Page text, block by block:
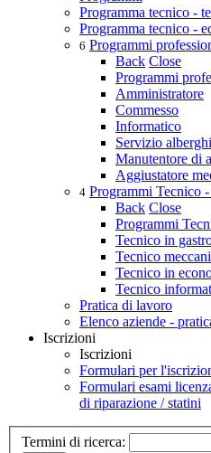
Programma tecnico -
Programma tecnico -
6 Programmi
Back Close
Programmi
Amministratore
Commesso
Informatico
Servizio
Manutentore di
Aggiustatore
4 Programmi Tecnico
Back Close
Programmi
Tecnico in
Tecnico
Tecnico in
Tecnico
Pratica di lavoro
Elenco aziende -
Iscrizioni
Iscrizioni
Formulari per
Formulari esami
di riparazione / statini
Termini di ricerca: